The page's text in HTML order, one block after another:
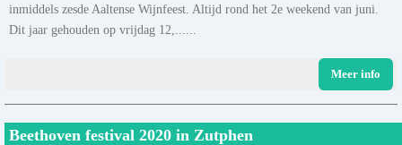
inmiddels zesde Aaltense Wijnfeest. Altijd rond het 2e weekend van juni.
Dit jaar gehouden op vrijdag 12,......
Meer info
Beethoven festival 2020 in Zutphen